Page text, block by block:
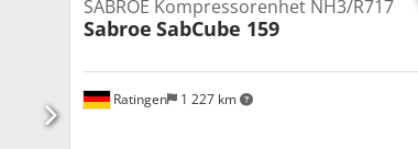
för att arbeta med det naturliga köldmediet
Tack vare robust konstruktion och en hög
är denna enhet idealisk för stora
dedikerat, fristående styrskåp som säkerställer full
säkerhet. Ratingen 1 227 km
SABROE Kompressorenhet NH3/R717
Sabroe SabCube 159